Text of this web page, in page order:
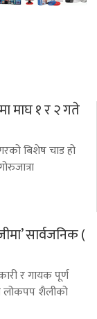
माघ १ र २ गते
बिशेष चाड हो
सार्वजनिक (
र गायक पूर्ण
लोकपप शैलीको